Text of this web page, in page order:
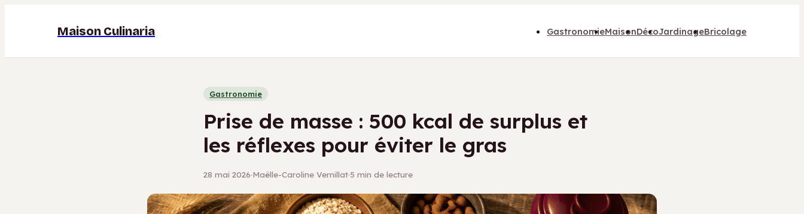
Maison Culinaria GastronomieMaisonDécoJardinageBricolage
Gastronomie
Prise de masse : 500 kcal de surplus et
les réflexes pour éviter le gras
28 mai 2026·Maëlle-Caroline Vernillat·5 min de lecture